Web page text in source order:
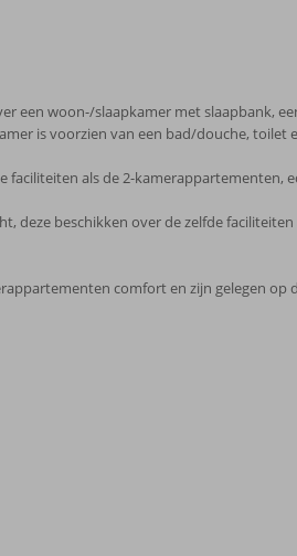
een woon-/slaapkamer met slaapbank,
is voorzien van een bad/douche, toilet
faciliteiten als de 2-kamerappartementen,
deze beschikken over de zelfde
comfort en zijn gelegen op